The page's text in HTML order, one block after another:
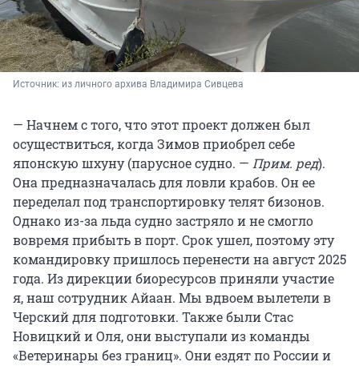
Источник: из личного архива Владимира Сивцева
— Начнем с того, что этот проект должен был
осуществиться, когда Зимов приобрел себе
японскую шхуну (парусное судно. — Прим. ред).
Она предназначалась для ловли крабов. Он ее
переделал под транспортировку телят бизонов.
Однако из-за льда судно застряло и не смогло
вовремя прибыть в порт. Срок ушел, поэтому эту
командировку пришлось перенести на август 2025
года. Из дирекции биоресурсов приняли участие
я, наш сотрудник Айаан. Мы вдвоем вылетели в
Черский для подготовки. Также были Стас
Новицкий и Оля, они выступали из команды
«Ветеринары без границ». Они ездят по России и